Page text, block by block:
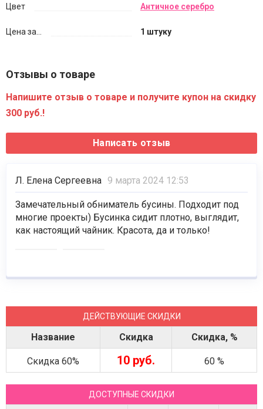
Цвет Античное серебро
Цена за... 1 штуку
Отзывы о товаре
Напишите отзыв о товаре и получите купон на скидку
300 руб.!
Л. Елена Сергеевна 9 марта 2024 12:53
Замечательный обниматель бусины. Подходит под
многие проекты) Бусинка сидит плотно, выглядит,
как настоящий чайник. Красота, да и только!
ДЕЙСТВУЮЩИЕ СКИДКИ
Название Скидка Скидка, %
Скидка 60% 10 руб. 60 %
ДОСТУПНЫЕ СКИДКИ